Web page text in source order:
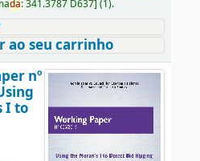
da:341.3787 D637] (1).
ao seu carrinho
nº
I to